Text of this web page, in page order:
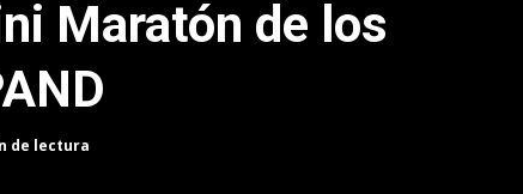
Maratón de los
de lectura